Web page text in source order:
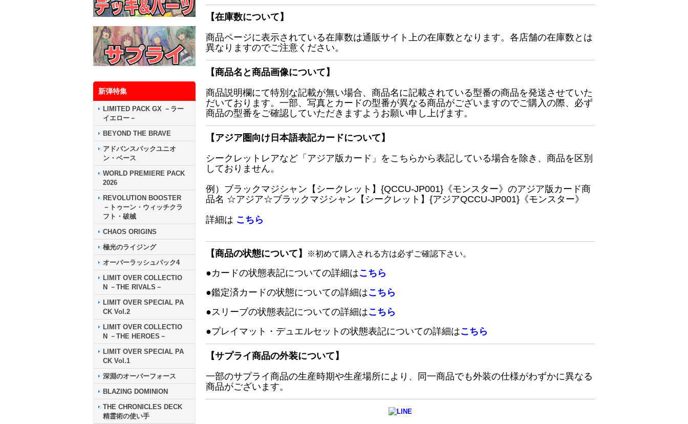
新弾特集
LIMITED PACK GX －ラー
イエロー－
BEYOND THE BRAVE
アドバンスパックユニオ
ン・ベース
WORLD PREMIERE PACK
2026
REVOLUTION BOOSTER
－トゥーン・ウィッチクラ
フト・破械
CHAOS ORIGINS
極光のライジング
オーバーラッシュパック4
LIMIT OVER COLLECTIO
N －THE RIVALS－
LIMIT OVER SPECIAL PA
CK Vol.2
LIMIT OVER COLLECTIO
N －THE HEROES－
LIMIT OVER SPECIAL PA
CK Vol.1
深淵のオーバーフォース
BLAZING DOMINION
THE CHRONICLES DECK
精霊術の使い手
【在庫数について】
商品ページに表示されている在庫数は通販サイト上の在庫数となります。各店舗の在庫数とは
異なりますのでご注意ください。
【商品名と商品画像について】
商品説明欄にて特別な記載が無い場合、商品名に記載されている型番の商品を発送させていた
だいております。一部、写真とカードの型番が異なる商品がございますのでご購入の際、必ず
商品の型番をご確認していただきますようお願い申し上げます。
【アジア圏向け日本語表記カードについて】
シークレットレアなど「アジア版カード」をこちらから表記している場合を除き、商品を区別
しておりません。
例）ブラックマジシャン【シークレット】{QCCU-JP001}《モンスター》のアジア版カード商
品名 ☆アジア☆ブラックマジシャン【シークレット】{アジアQCCU-JP001}《モンスター》
詳細は こちら
【商品の状態について】 ※初めて購入される方は必ずご確認下さい。
●カードの状態表記についての詳細はこちら
●鑑定済カードの状態についての詳細はこちら
●スリーブの状態表記についての詳細はこちら
●プレイマット・デュエルセットの状態表記についての詳細はこちら
【サプライ商品の外装について】
一部のサプライ商品の生産時期や生産場所により、同一商品でも外装の仕様がわずかに異なる
商品がございます。